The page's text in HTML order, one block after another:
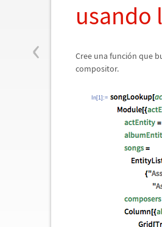
‹
usando
Cree una función que
compositor.
In[1]:=